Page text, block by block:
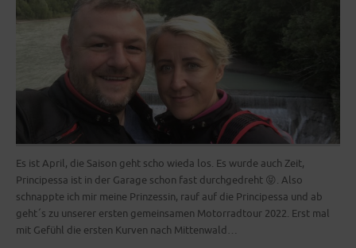
Es ist April, die Saison geht scho wieda los. Es wurde auch Zeit,
Principessa ist in der Garage schon fast durchgedreht 😝. Also
schnappte ich mir meine Prinzessin, rauf auf die Principessa und ab
geht´s zu unserer ersten gemeinsamen Motorradtour 2022. Erst mal
mit Gefühl die ersten Kurven nach Mittenwald…